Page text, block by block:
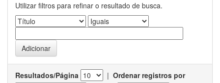
Utilizar filtros para refinar o resultado de busca.
Resultados/Página | Ordenar registros por